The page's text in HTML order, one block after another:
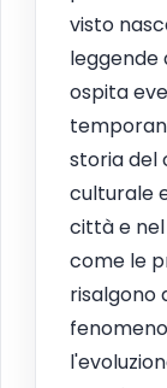
visto
leggende
ospita
storia del
culturale
città e
come le
risalgono